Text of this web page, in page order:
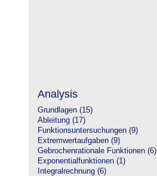
Analysis
Grundlagen (15)
Ableitung (17)
Funktionsuntersuchungen (9)
Extremwertaufgaben (9)
Gebrochenrationale Funktionen (6)
Exponentialfunktionen (1)
Integralrechnung (6)